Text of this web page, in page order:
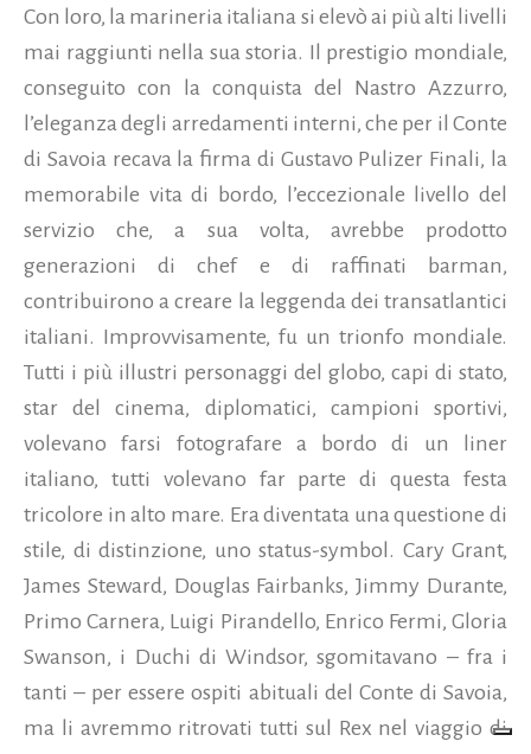
Con loro, la marineria italiana si elevò ai più alti livelli
mai raggiunti nella sua storia. Il prestigio mondiale,
conseguito con la conquista del Nastro Azzurro,
l’eleganza degli arredamenti interni, che per il Conte
di Savoia recava la firma di Gustavo Pulizer Finali, la
memorabile vita di bordo, l’eccezionale livello del
servizio che, a sua volta, avrebbe prodotto
generazioni di chef e di raffinati barman,
contribuirono a creare la leggenda dei transatlantici
italiani. Improvvisamente, fu un trionfo mondiale.
Tutti i più illustri personaggi del globo, capi di stato,
star del cinema, diplomatici, campioni sportivi,
volevano farsi fotografare a bordo di un liner
italiano, tutti volevano far parte di questa festa
tricolore in alto mare. Era diventata una questione di
stile, di distinzione, uno status-symbol. Cary Grant,
James Steward, Douglas Fairbanks, Jimmy Durante,
Primo Carnera, Luigi Pirandello, Enrico Fermi, Gloria
Swanson, i Duchi di Windsor, sgomitavano – fra i
tanti – per essere ospiti abituali del Conte di Savoia,
ma li avremmo ritrovati tutti sul Rex nel viaggio di